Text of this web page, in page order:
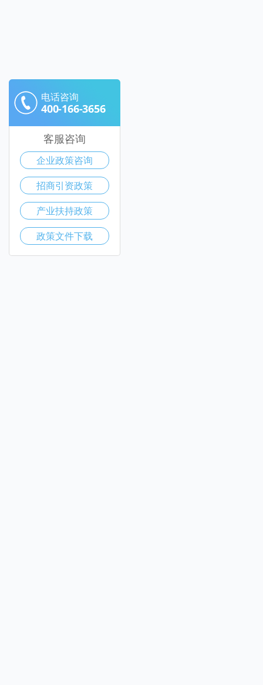
电话咨询
400-166-3656
客服咨询
企业政策咨询
招商引资政策
产业扶持政策
政策文件下载